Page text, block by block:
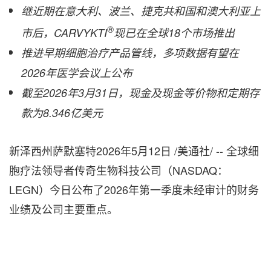
继近期在意大利、波兰、捷克共和国和澳大利亚上
市后，CARVYKTI®现已在全球18个市场推出
推进早期细胞治疗产品管线，多项数据有望在
2026年医学会议上公布
截至2026年3月31日，现金及现金等价物和定期存
款为8.346亿美元
新泽西州萨默塞特2026年5月12日 /美通社/ -- 全球细
胞疗法领导者传奇生物科技公司（NASDAQ：
LEGN）今日公布了2026年第一季度未经审计的财务
业绩及公司主要重点。